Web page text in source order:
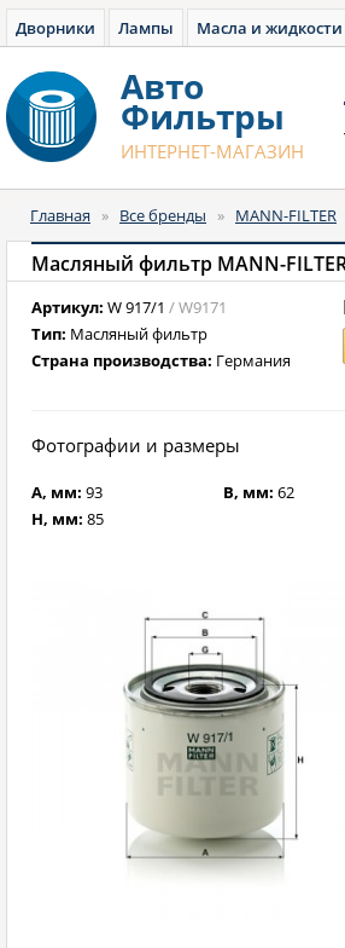
Дворники Лампы Масла и жидкости
Авто
Фильтры
ИНТЕРНЕТ-МАГАЗИН
Главная » Все бренды » MANN-FILTER
Масляный фильтр MANN-
Артикул: W 917/1 / W9171
Тип: Масляный фильтр
Страна производства: Германия
Фотографии и размеры
A, мм: 93 B, мм: 62
H, мм: 85